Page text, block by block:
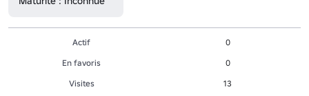
Actif
0
En favoris
0
Visites
13